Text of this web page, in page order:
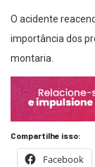
O acidente
importância dos
montaria.
Compartilhe isso:
Facebook